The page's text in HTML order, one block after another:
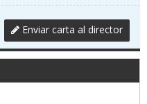
Enviar carta al director